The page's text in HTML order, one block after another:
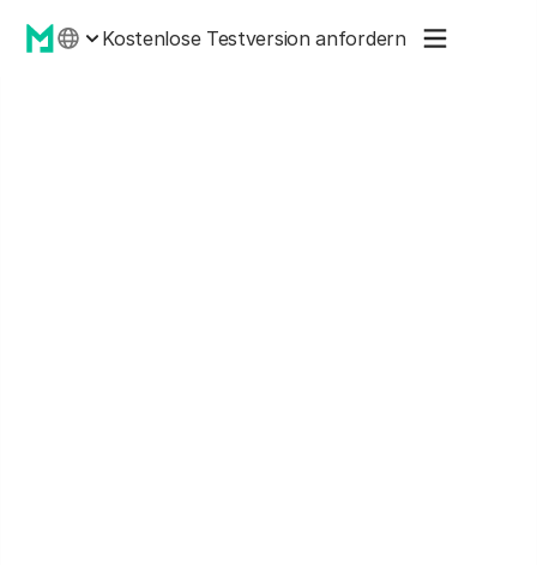
Kostenlose Testversion anfordern